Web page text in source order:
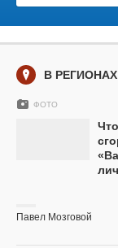
В РЕГИОНАХ
ФОТО
Павел Мозговой